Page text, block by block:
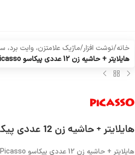
خانه/نوشت افزار/ماژیک علامتزن، وایت برد،
هایلایتر + حاشیه زن 12 عددی پیکاسو Picasso
هایلایتر + حاشیه زن 12 عددی پیکاسو Picasso
هایلایتر + حاشیه زن 12 عددی پیکاسو Picasso